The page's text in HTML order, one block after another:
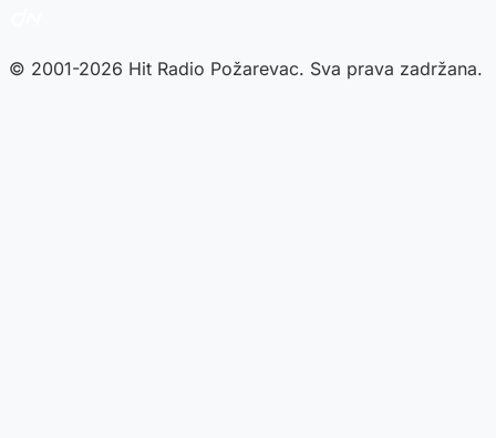
© 2001-2026 Hit Radio Požarevac. Sva prava zadržana.